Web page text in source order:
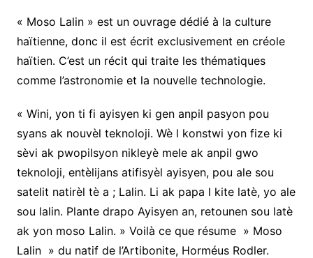
« Moso Lalin » est un ouvrage dédié à la culture
haïtienne, donc il est écrit exclusivement en créole
haïtien. C’est un récit qui traite les thématiques
comme l’astronomie et la nouvelle technologie.
« Wini, yon ti fi ayisyen ki gen anpil pasyon pou
syans ak nouvèl teknoloji. Wè l konstwi yon fize ki
sèvi ak pwopilsyon nikleyè mele ak anpil gwo
teknoloji, entèlijans atifisyèl ayisyen, pou ale sou
satelit natirèl tè a ; Lalin. Li ak papa l kite latè, yo ale
sou lalin. Plante drapo Ayisyen an, retounen sou latè
ak yon moso Lalin. » Voilà ce que résume » Moso
Lalin » du natif de l’Artibonite, Horméus Rodler.